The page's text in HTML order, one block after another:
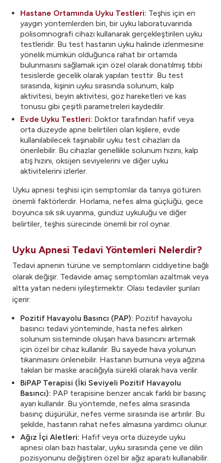
Hastane Ortamında Uyku Testleri: Teşhis için en
yaygın yöntemlerden biri, bir uyku laboratuvarında
polisomnografi cihazı kullanarak gerçekleştirilen uyku
testleridir. Bu test hastanın uyku halinde izlenmesine
yönelik mümkün olduğunca rahat bir ortamda
bulunmasını sağlamak için özel olarak donatılmış tıbbi
tesislerde gecelik olarak yapılan testtir. Bu test
sırasında, kişinin uyku sırasında solunum, kalp
aktivitesi, beyin aktivitesi, göz hareketleri ve kas
tonusu gibi çeşitli parametreleri kaydedilir.
Evde Uyku Testleri: Doktor tarafından hafif veya
orta düzeyde apne belirtileri olan kişilere, evde
kullanılabilecek taşınabilir uyku test cihazları da
önerilebilir. Bu cihazlar genellikle solunum hızını, kalp
atış hızını, oksijen seviyelerini ve diğer uyku
aktivitelerini izlerler.
Uyku apnesi teşhisi için semptomlar da tanıya götüren
önemli faktörlerdir. Horlama, nefes alma güçlüğü, gece
boyunca sık sık uyanma, gündüz uykuluğu ve diğer
belirtiler, teşhis sürecinde önemli bir rol oynar.
Uyku Apnesi Tedavi Yöntemleri Nelerdir?
Tedavi apnenin türüne ve semptomların ciddiyetine bağlı
olarak değişir. Tedavide amaç semptomları azaltmak veya
altta yatan nedeni iyileştirmektir. Olası tedaviler şunları
içerir:
Pozitif Havayolu Basıncı (PAP): Pozitif havayolu
basıncı tedavi yönteminde, hasta nefes alırken
solunum sisteminde oluşan hava basıncını artırmak
için özel bir cihaz kullanılır. Bu sayede hava yolunun
tıkanmasını önlenebilir. Hastanın burnuna veya ağzına
takılan bir maske aracılığıyla sürekli olarak hava verilir.
BiPAP Terapisi (İki Seviyeli Pozitif Havayolu
Basıncı): PAP terapisine benzer ancak farklı bir basınç
ayarı kullanılır. Bu yöntemde, nefes alma sırasında
basınç düşürülür, nefes verme sırasında ise artırılır. Bu
şekilde, hastanın rahat nefes almasına yardımcı olunur.
Ağız İçi Aletleri: Hafif veya orta düzeyde uyku
apnesi olan bazı hastalar, uyku sırasında çene ve dilin
pozisyonunu değiştiren özel bir ağız aparatı kullanabilir.